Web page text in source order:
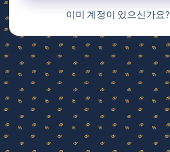
이미 계정이 있으신가요?